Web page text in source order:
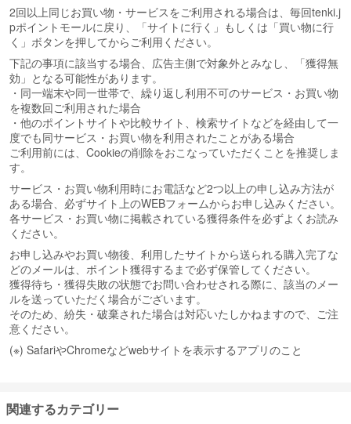
2回以上同じお買い物・サービスをご利用される場合は、毎回tenki.j
pポイントモールに戻り、「サイトに行く」もしくは「買い物に行
く」ボタンを押してからご利用ください。
下記の事項に該当する場合、広告主側で対象外とみなし、「獲得無
効」となる可能性があります。
・同一端末や同一世帯で、繰り返し利用不可のサービス・お買い物
を複数回ご利用された場合
・他のポイントサイトや比較サイト、検索サイトなどを経由して一
度でも同サービス・お買い物を利用されたことがある場合
ご利用前には、Cookieの削除をおこなっていただくことを推奨しま
す。
サービス・お買い物利用時にお電話など2つ以上の申し込み方法が
ある場合、必ずサイト上のWEBフォームからお申し込みください。
各サービス・お買い物に掲載されている獲得条件を必ずよくお読み
ください。
お申し込みやお買い物後、利用したサイトから送られる購入完了な
どのメールは、ポイント獲得するまで必ず保管してください。
獲得待ち・獲得失敗の状態でお問い合わせされる際に、該当のメー
ルを送っていただく場合がございます。
そのため、紛失・破棄された場合は対応いたしかねますので、ご注
意ください。
(※) SafariやChromeなどwebサイトを表示するアプリのこと
関連するカテゴリー